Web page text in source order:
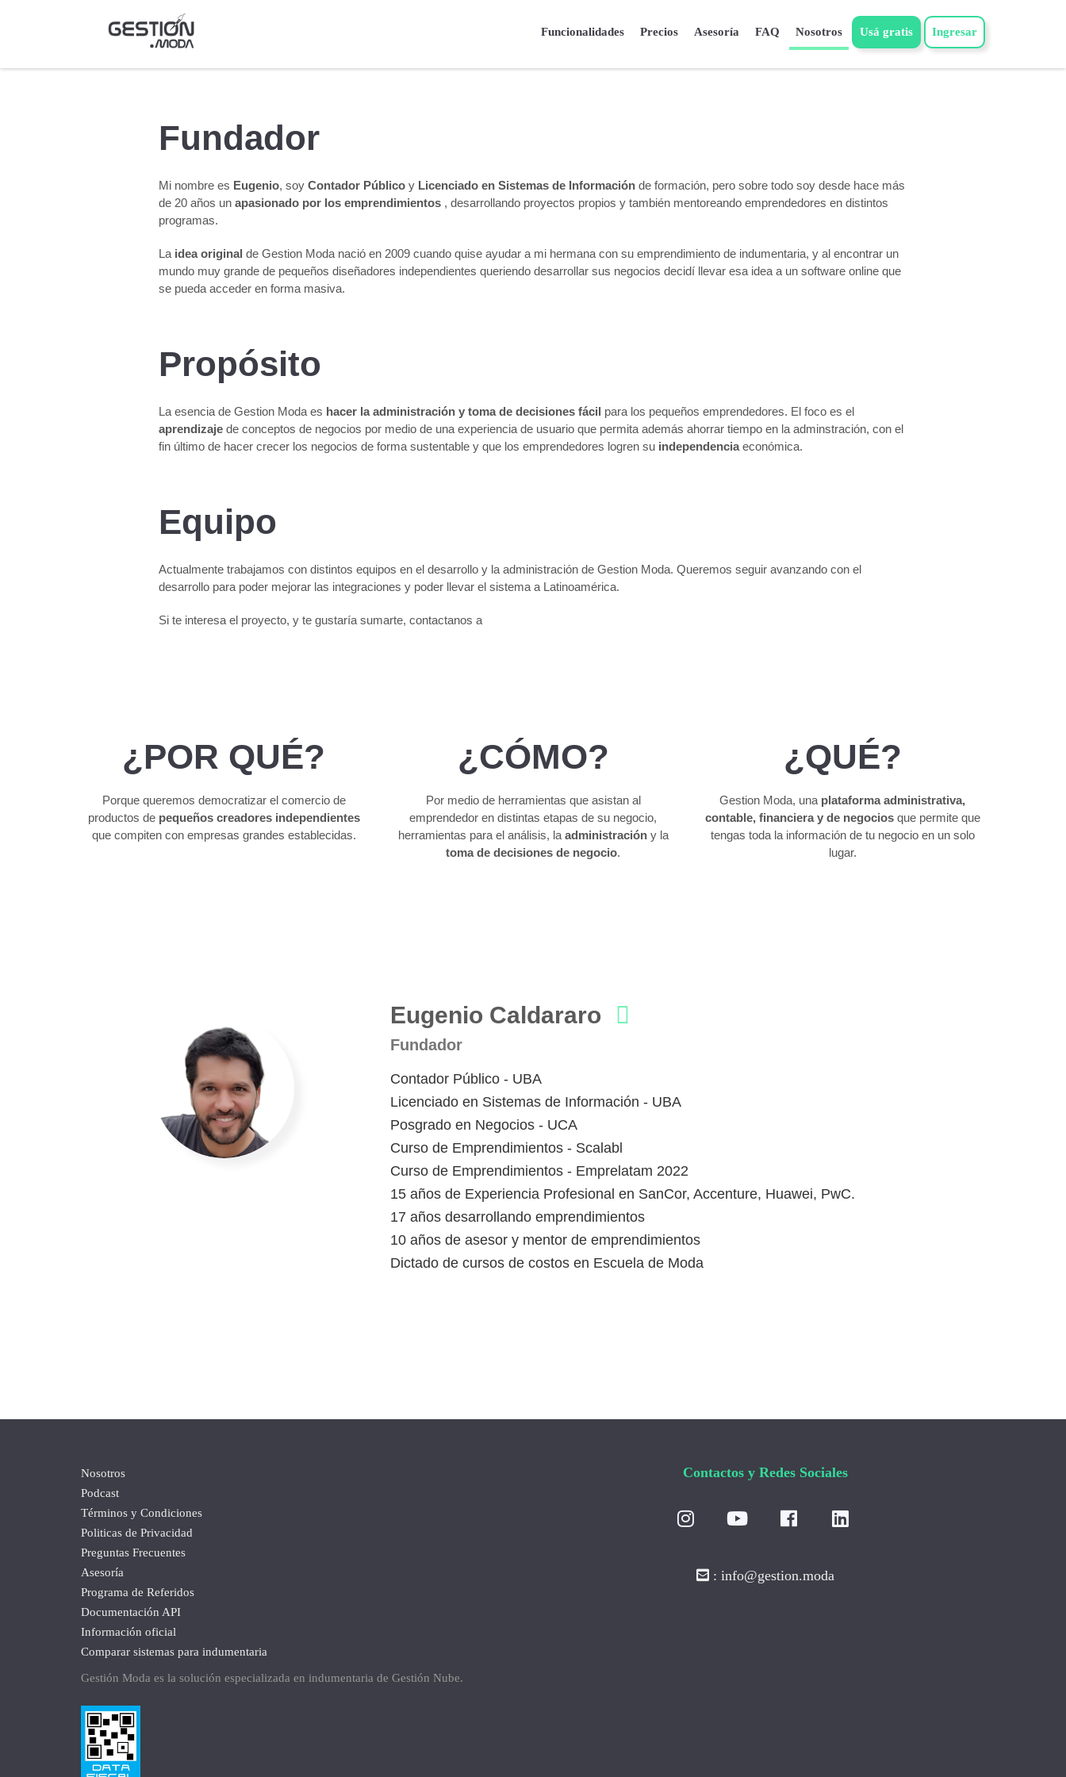
Funcionalidades Precios Asesoría FAQ Nosotros Usá gratis Ingresar
Fundador
Mi nombre es Eugenio, soy Contador Públicoy Licenciado en Sistemas de Informaciónde formación, pero sobre todo soy desde hace más
de 20 años un apasionado por los emprendimientos, desarrollando proyectos propios y también mentoreando emprendedores en distintos
programas.
La idea original de Gestion Moda nació en 2009 cuando quise ayudar a mi hermana con su emprendimiento de indumentaria, y al encontrar un
mundo muy grande de pequeños diseñadores independientes queriendo desarrollar sus negocios decidí llevar esa idea a un software online que
se pueda acceder en forma masiva.
Propósito
La esencia de Gestion Moda es hacer la administración y toma de decisiones fácil para los pequeños emprendedores. El foco es el
aprendizajede conceptos de negocios por medio de una experiencia de usuario que permita además ahorrar tiempo en la adminstración, con el
fin último de hacer crecer los negocios de forma sustentable y que los emprendedores logren su independenciaeconómica.
Equipo
Actualmente trabajamos con distintos equipos en el desarrollo y la administración de Gestion Moda. Queremos seguir avanzando con el
desarrollo para poder mejorar las integraciones y poder llevar el sistema a Latinoamérica.
Si te interesa el proyecto, y te gustaría sumarte, contactanos a
¿POR QUÉ?
Porque queremos democratizar el comercio de
productos de pequeños creadores independientes
que compiten con empresas grandes establecidas.
¿CÓMO?
Por medio de herramientas que asistan al
emprendedor en distintas etapas de su negocio,
herramientas para el análisis, la administracióny la
toma de decisiones de negocio.
¿QUÉ?
Gestion Moda, una plataforma administrativa,
contable, financiera y de negociosque permite que
tengas toda la información de tu negocio en un solo
lugar.
Eugenio Caldararo
Fundador
Contador Público - UBA
Licenciado en Sistemas de Información - UBA
Posgrado en Negocios - UCA
Curso de Emprendimientos - Scalabl
Curso de Emprendimientos - Emprelatam 2022
15 años de Experiencia Profesional en SanCor, Accenture, Huawei, PwC.
17 años desarrollando emprendimientos
10 años de asesor y mentor de emprendimientos
Dictado de cursos de costos en Escuela de Moda
Nosotros
Podcast
Términos y Condiciones
Politicas de Privacidad
Preguntas Frecuentes
Asesoría
Programa de Referidos
Documentación API
Información oficial
Comparar sistemas para indumentaria
Gestión Moda es la solución especializada en indumentaria de Gestión Nube.
Contactos y Redes Sociales
: info@gestion.moda